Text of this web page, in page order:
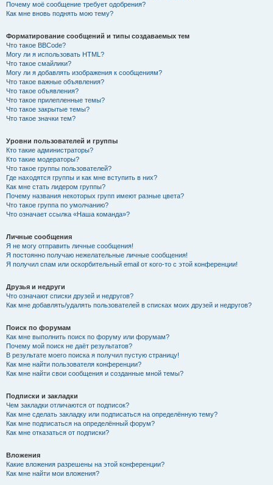
Почему моё сообщение требует одобрения?
Как мне вновь поднять мою тему?
Форматирование сообщений и типы создаваемых тем
Что такое BBCode?
Могу ли я использовать HTML?
Что такое смайлики?
Могу ли я добавлять изображения к сообщениям?
Что такое важные объявления?
Что такое объявления?
Что такое прилепленные темы?
Что такое закрытые темы?
Что такое значки тем?
Уровни пользователей и группы
Кто такие администраторы?
Кто такие модераторы?
Что такое группы пользователей?
Где находятся группы и как мне вступить в них?
Как мне стать лидером группы?
Почему названия некоторых групп имеют разные цвета?
Что такое группа по умолчанию?
Что означает ссылка «Наша команда»?
Личные сообщения
Я не могу отправить личные сообщения!
Я постоянно получаю нежелательные личные сообщения!
Я получил спам или оскорбительный email от кого-то с этой конференции!
Друзья и недруги
Что означают списки друзей и недругов?
Как мне добавлять/удалять пользователей в списках моих друзей и недругов?
Поиск по форумам
Как мне выполнить поиск по форуму или форумам?
Почему мой поиск не даёт результатов?
В результате моего поиска я получил пустую страницу!
Как мне найти пользователя конференции?
Как мне найти свои сообщения и созданные мной темы?
Подписки и закладки
Чем закладки отличаются от подписок?
Как мне сделать закладку или подписаться на определённую тему?
Как мне подписаться на определённый форум?
Как мне отказаться от подписки?
Вложения
Какие вложения разрешены на этой конференции?
Как мне найти мои вложения?